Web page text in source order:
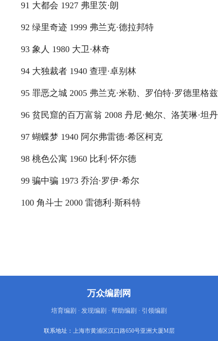
91 大都会 1927 弗里茨·朗
92 绿里奇迹 1999 弗兰克·德拉邦特
93 象人 1980 大卫·林奇
94 大独裁者 1940 查理·卓别林
95 罪恶之城 2005 弗兰克·米勒、罗伯特·罗德里格
96 贫民窟的百万富翁 2008 丹尼·鲍尔、洛芙琳·坦丹
97 蝴蝶梦 1940 阿尔弗雷德·希区柯克
98 桃色公寓 1960 比利·怀尔德
99 骗中骗 1973 乔治·罗伊·希尔
100 角斗士 2000 雷德利·斯科特
万众编剧网
培育编剧 · 发现编剧 · 帮助编剧 · 引领编剧
联系地址： 上海市黄浦区汉口路650号亚洲大厦M层